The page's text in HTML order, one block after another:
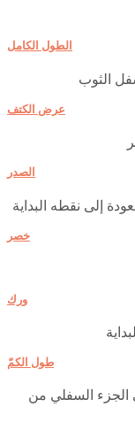
الطول الكامل
عرض الكتف
الصدر
خصر
ورك
طول الكمّ
السفلي من